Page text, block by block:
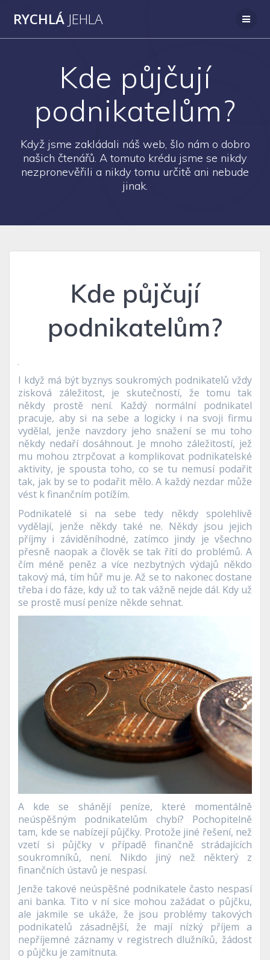
RYCHLÁ JEHLA
Kde půjčují
podnikatelům?
Když jsme zakládali náš web, šlo nám o dobro
našich čtenářů. A tomuto krédu jsme se nikdy
nezpronevěřili a nikdy tomu určitě ani nebude
jinak.
Kde půjčují
podnikatelům?
I když má být byznys soukromých podnikatelů vždy
zisková záležitost, je skutečností, že tomu tak
někdy prostě není. Každý normální podnikatel
pracuje, aby si na sebe a logicky i na svoji firmu
vydělal, jenže navzdory jeho snažení se mu toho
někdy nedaří dosáhnout. Je mnoho záležitostí, jež
mu mohou ztrpčovat a komplikovat podnikatelské
aktivity, je spousta toho, co se tu nemusí podařit
tak, jak by se to podařit mělo. A každý nezdar může
vést k finančním potížím.
Podnikatelé si na sebe tedy někdy spolehlivě
vydělají, jenže někdy také ne. Někdy jsou jejich
příjmy i záviděníhodné, zatímco jindy je všechno
přesně naopak a člověk se tak řítí do problémů. A
čím méně peněz a více nezbytných výdajů někdo
takový má, tím hůř mu je. Až se to nakonec dostane
třeba i do fáze, kdy už to tak vážně nejde dál. Kdy už
se prostě musí peníze někde sehnat.
A kde se shánějí peníze, které momentálně
neúspěšným podnikatelům chybí? Pochopitelně
tam, kde se nabízejí půjčky. Protože jiné řešení, než
vzetí si půjčky v případě finančně strádajících
soukromníků, není. Nikdo jiný než některý z
finančních ústavů je nespasí.
Jenže takové neúspěšné podnikatele často nespasí
ani banka. Tito v ní sice mohou zažádat o půjčku,
ale jakmile se ukáže, že jsou problémy takových
podnikatelů zásadnější, že mají nízký příjem a
nepříjemné záznamy v registrech dlužníků, žádost
o půjčku je zamítnuta.